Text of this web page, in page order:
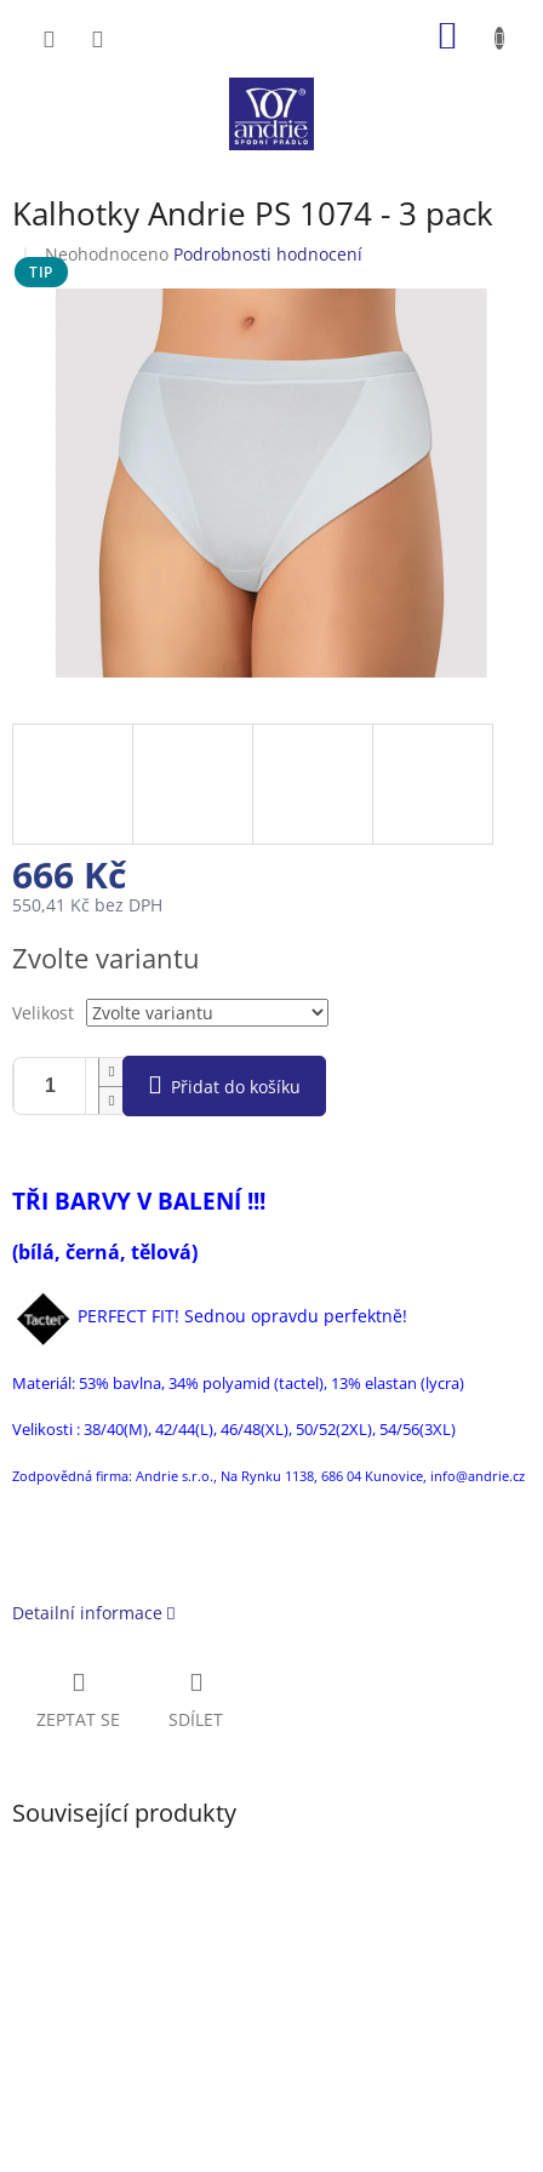
Kalhotky Andrie PS 1074 - 3 pack
TIP
Průměrné
hodnocení
hvězdiček.
Neohodnoceno Podrobnosti hodnocení
666 Kč
550,41 Kč bez DPH
cena:
Zvolte variantu
Velikost
Přidat do košíku
TŘI BARVY V BALENÍ !!!
(bílá, černá, tělová)
PERFECT FIT! Sednou opravdu perfektně!
Materiál: 53% bavlna, 34% polyamid (tactel), 13% elastan (lycra)
Velikosti : 38/40(M), 42/44(L), 46/48(XL), 50/52(2XL), 54/56(3XL)
Zodpovědná firma: Andrie s.r.o., Na Rynku 1138, 686 04 Kunovice, info@andrie.cz
Detailní informace
ZEPTAT SE SDÍLET
Související produkty